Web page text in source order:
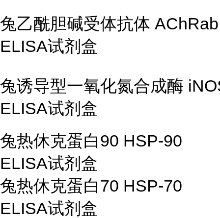
兔乙酰胆碱受体抗体 AChRab
ELISA试剂盒
兔诱导型一氧化氮合成酶
ELISA试剂盒
兔热休克蛋白90 HSP-90
ELISA试剂盒
兔热休克蛋白70 HSP-70
ELISA试剂盒